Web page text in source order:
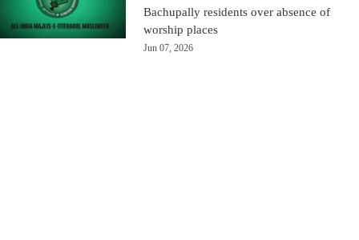
Bachupally residents over absence of
worship places
Jun 07, 2026